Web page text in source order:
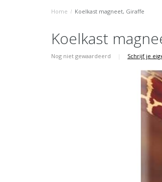
Home / Koelkast magneet, Giraffe
Koelkast
Nog niet gewaardeerd | Schrijf je